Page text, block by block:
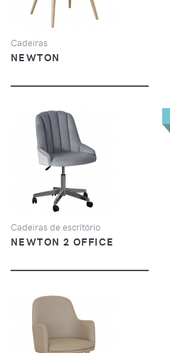
Cadeiras
NEWTON
VER
Cadeiras de escritório
NEWTON 2 OFFICE
VER